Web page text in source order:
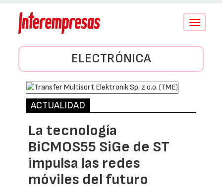
Conmutar
ELECTRÓNICA
ACTUALIDAD
La tecnología
BiCMOS55 SiGe de ST
impulsa las redes
móviles del futuro